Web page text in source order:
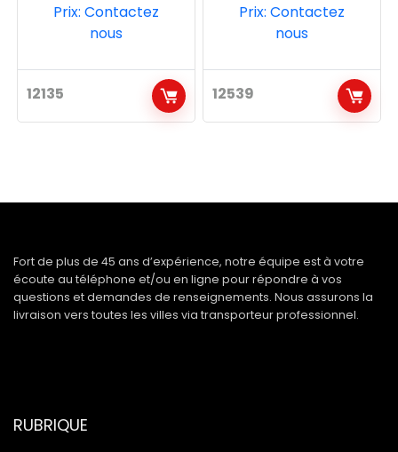
12135
Prix: Contactez
nous
12539
Prix: Contactez
nous
Fort de plus de 45 ans d’expérience, notre équipe est à votre
écoute au téléphone et/ou en ligne pour répondre à vos
questions et demandes de renseignements. Nous assurons la
livraison vers toutes les villes via transporteur professionnel.
RUBRIQUE